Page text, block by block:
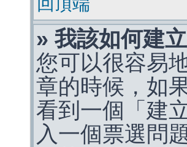
» 我該如何建
您可以很容易
章的時候，如
看到一個「建
入一個票選問